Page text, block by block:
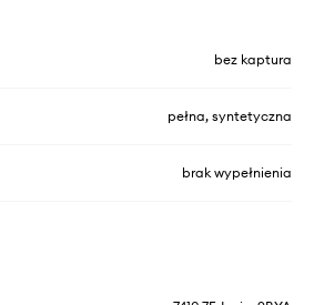
bez kaptura
pełna, syntetyczna
brak wypełnienia